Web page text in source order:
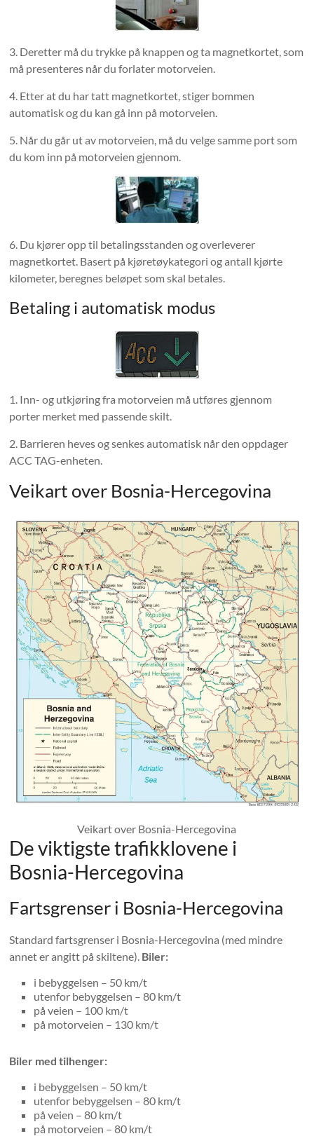
3. Deretter må du trykke på knappen og ta magnetkortet, som
må presenteres når du forlater motorveien.
4. Etter at du har tatt magnetkortet, stiger bommen
automatisk og du kan gå inn på motorveien.
5. Når du går ut av motorveien, må du velge samme port som
du kom inn på motorveien gjennom.
6. Du kjører opp til betalingsstanden og overleverer
magnetkortet. Basert på kjøretøykategori og antall kjørte
kilometer, beregnes beløpet som skal betales.
Betaling i automatisk modus
1. Inn- og utkjøring fra motorveien må utføres gjennom
porter merket med passende skilt.
2. Barrieren heves og senkes automatisk når den oppdager
ACC TAG-enheten.
Veikart over Bosnia-Hercegovina
Veikart over Bosnia-Hercegovina
De viktigste trafikklovene i
Bosnia-Hercegovina
Fartsgrenser i Bosnia-Hercegovina
Standard fartsgrenser i Bosnia-Hercegovina (med mindre
annet er angitt på skiltene). Biler:
i bebyggelsen – 50 km/t
utenfor bebyggelsen – 80 km/t
på veien – 100 km/t
på motorveien – 130 km/t
Biler med tilhenger:
i bebyggelsen – 50 km/t
utenfor bebyggelsen – 80 km/t
på veien – 80 km/t
på motorveien – 80 km/t